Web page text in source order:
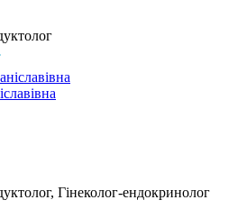
Гінеколог-ендокринолог